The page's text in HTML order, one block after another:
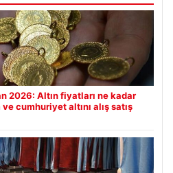
2026: Altın fiyatları ne kadar
cumhuriyet altını alış satış